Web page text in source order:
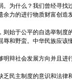
为什么？我们曾经寻找
力的进行物质财富创造
始于公平的自选举制度
和野蛮。中华民族应该
辩社会发展方向并且进
民主制度的意识和法律